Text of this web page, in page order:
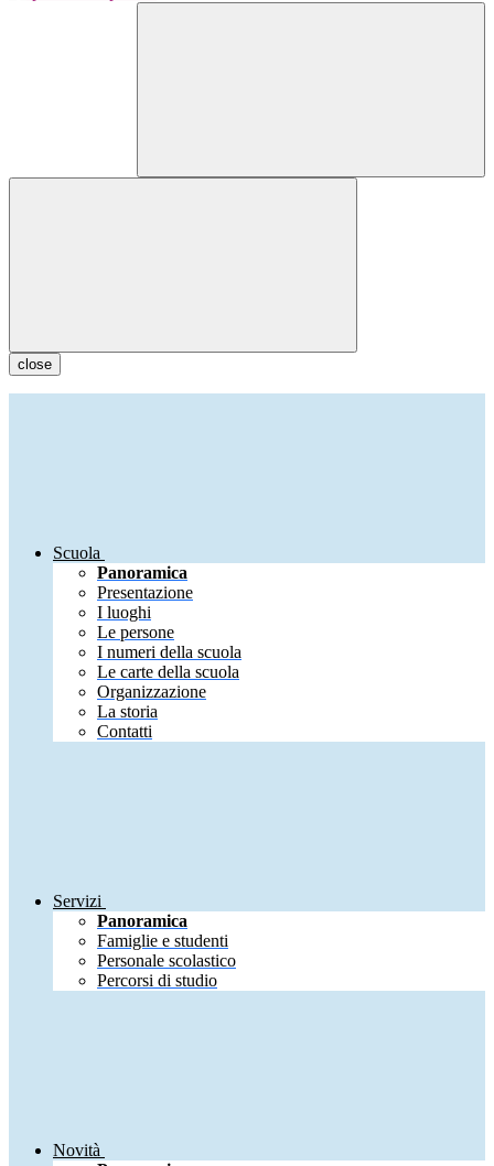
close
Scuola
Panoramica
Presentazione
I luoghi
Le persone
I numeri della scuola
Le carte della scuola
Organizzazione
La storia
Contatti
Servizi
Panoramica
Famiglie e studenti
Personale scolastico
Percorsi di studio
Novità